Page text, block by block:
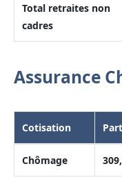
Total retraites non
cadres
Assurance
Cotisation
Chômage